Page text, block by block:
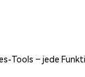
Tools – jede